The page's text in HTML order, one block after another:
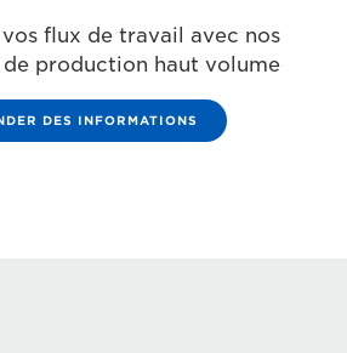
flux de travail avec nos
production haut volume
DES INFORMATIONS